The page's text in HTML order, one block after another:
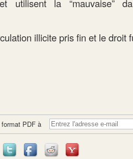
utilisent la “mauvaise”
illicite pris fin et le droit
PDF à